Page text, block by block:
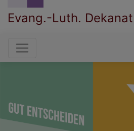
Evang.-Luth.
Hauptnavigation